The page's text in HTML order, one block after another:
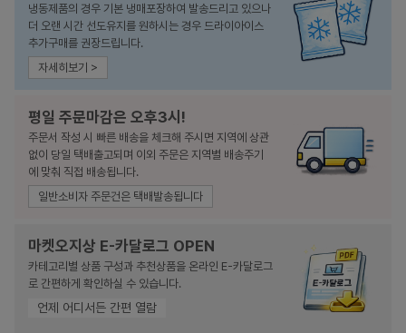
냉동제품의 경우 기본 냉매포장하여 발송드리고 있으나
더 오랜 시간 선도유지를 원하시는 경우 드라이아이스
추가구매를 권장드립니다.
자세히보기 >
평일 주문마감은 오후3시!
주문서 작성 시 빠른 배송을 체크해 주시면 지역에 상관
없이 당일 택배출고되며 이외 주문은 지역별 배송주기
에 맞춰 직접 배송됩니다.
일반소비자 주문건은 택배발송됩니다
마켓오지상 E-카달로그 OPEN
카테고리별 상품 구성과 추천상품을 온라인 E-카달로그
로 간편하게 확인하실 수 있습니다.
언제 어디서든 간편 열람